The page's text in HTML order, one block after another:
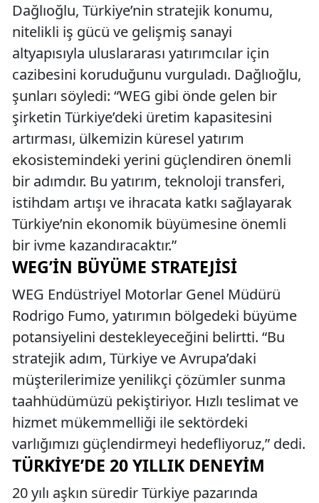
Dağlıoğlu, Türkiye’nin stratejik konumu,
nitelikli iş gücü ve gelişmiş sanayi
altyapısıyla uluslararası yatırımcılar için
cazibesini koruduğunu vurguladı. Dağlıoğlu,
şunları söyledi: “WEG gibi önde gelen bir
şirketin Türkiye’deki üretim kapasitesini
artırması, ülkemizin küresel yatırım
ekosistemindeki yerini güçlendiren önemli
bir adımdır. Bu yatırım, teknoloji transferi,
istihdam artışı ve ihracata katkı sağlayarak
Türkiye’nin ekonomik büyümesine önemli
bir ivme kazandıracaktır.”
WEG’IN BÜYÜME STRATEJISI
WEG Endüstriyel Motorlar Genel Müdürü
Rodrigo Fumo, yatırımın bölgedeki büyüme
potansiyelini destekleyeceğini belirtti. “Bu
stratejik adım, Türkiye ve Avrupa’daki
müşterilerimize yenilikçi çözümler sunma
taahhüdümüzü pekiştiriyor. Hızlı teslimat ve
hizmet mükemmelliği ile sektördeki
varlığımızı güçlendirmeyi hedefliyoruz,” dedi.
TÜRKIYE’DE 20 YILLIK DENEYIM
20 yılı aşkın süredir Türkiye pazarında